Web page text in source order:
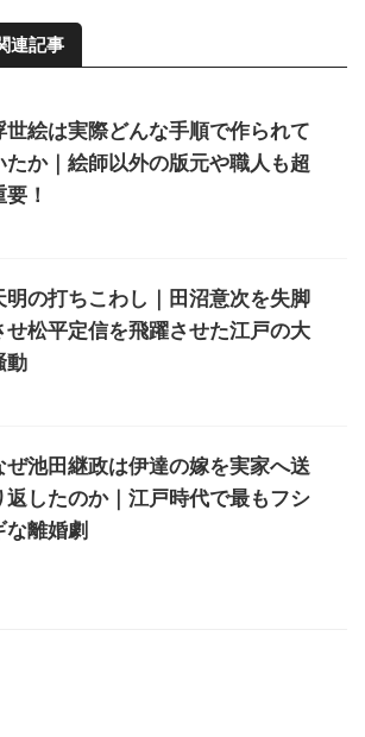
連記事
世絵は実際どんな手順で作られて
たか｜絵師以外の版元や職人も超
要！
明の打ちこわし｜田沼意次を失脚
せ松平定信を飛躍させた江戸の大
動
ぜ池田継政は伊達の嫁を実家へ送
返したのか｜江戸時代で最もフシ
な離婚劇